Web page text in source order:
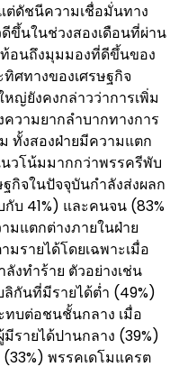
ต่ดัชนีความเชื่อมั่นทาง
ขึ้นในช่วงสองเดือนที่ผ่าน
อนถึงมุมมองที่ดีขึ้นของ
ศทางของเศรษฐกิจ
ญ่ยังคงกล่าวว่าการเพิ่ม
ความยากลำบากทางการ
ทั้งสองฝ่ายมีความแตก
วโน้มมากกว่าพรรครีพับ
กิจในปัจจุบันกำลังส่งผลก
บ 41%) และคนจน (83%
มแตกต่างภายในฝ่าย
รายได้โดยเฉพาะเมื่อ
งทำร้าย ตัวอย่างเช่น
กันที่มีรายได้ต่ำ (49%)
ทบต่อชนชั้นกลาง เมื่อ
รายได้ปานกลาง (39%)
พรรคเดโมแครต